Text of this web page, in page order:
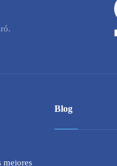
mejores
Blog